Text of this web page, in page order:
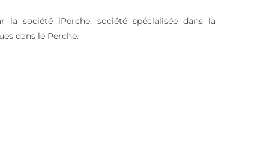
société iPerche, société spécialisée dans la
dans le Perche.